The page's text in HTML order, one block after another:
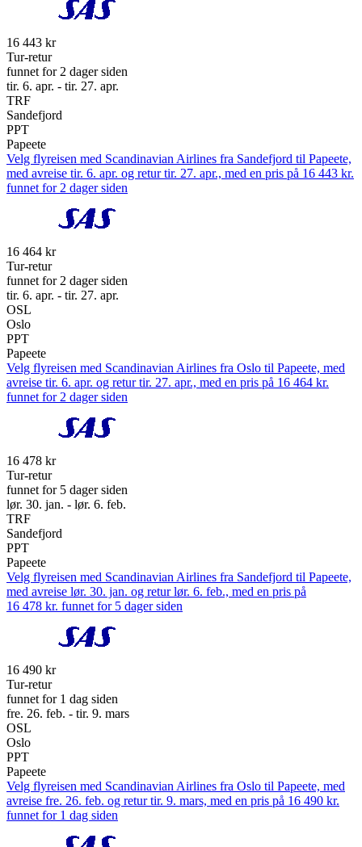
16 443 kr
Tur-retur
funnet for 2 dager siden
tir. 6. apr. - tir. 27. apr.
TRF
Sandefjord
PPT
Papeete
Velg flyreisen med Scandinavian Airlines fra Sandefjord til Papeete,
med avreise tir. 6. apr. og retur tir. 27. apr., med en pris på 16 443 kr.
funnet for 2 dager siden
16 464 kr
Tur-retur
funnet for 2 dager siden
tir. 6. apr. - tir. 27. apr.
OSL
Oslo
PPT
Papeete
Velg flyreisen med Scandinavian Airlines fra Oslo til Papeete, med
avreise tir. 6. apr. og retur tir. 27. apr., med en pris på 16 464 kr.
funnet for 2 dager siden
16 478 kr
Tur-retur
funnet for 5 dager siden
lør. 30. jan. - lør. 6. feb.
TRF
Sandefjord
PPT
Papeete
Velg flyreisen med Scandinavian Airlines fra Sandefjord til Papeete,
med avreise lør. 30. jan. og retur lør. 6. feb., med en pris på
16 478 kr. funnet for 5 dager siden
16 490 kr
Tur-retur
funnet for 1 dag siden
fre. 26. feb. - tir. 9. mars
OSL
Oslo
PPT
Papeete
Velg flyreisen med Scandinavian Airlines fra Oslo til Papeete, med
avreise fre. 26. feb. og retur tir. 9. mars, med en pris på 16 490 kr.
funnet for 1 dag siden